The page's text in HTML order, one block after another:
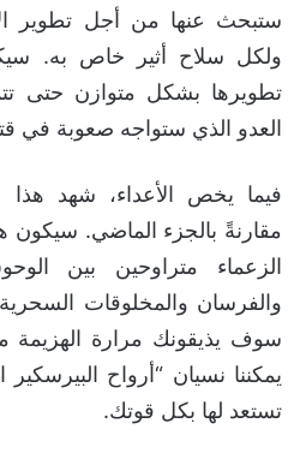
ستبحث عنها من أجل تطوير
ولكل سلاح أثير خاص به.
تطويرها بشكل متوازن حتى
العدو الذي ستواجه صعوبة في
فيما يخص الأعداء، شهد هذا
مقارنةً بالجزء الماضي. سيكون
الزعماء متراوحين بين
والفرسان والمخلوقات
سوف يذيقونك مرارة الهزيمة
يمكننا نسيان “أرواح
تستعد لها بكل قوتك.